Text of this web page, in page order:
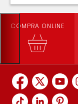
COMPRA ONLINE